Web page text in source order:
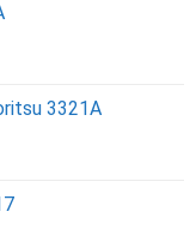
3321A